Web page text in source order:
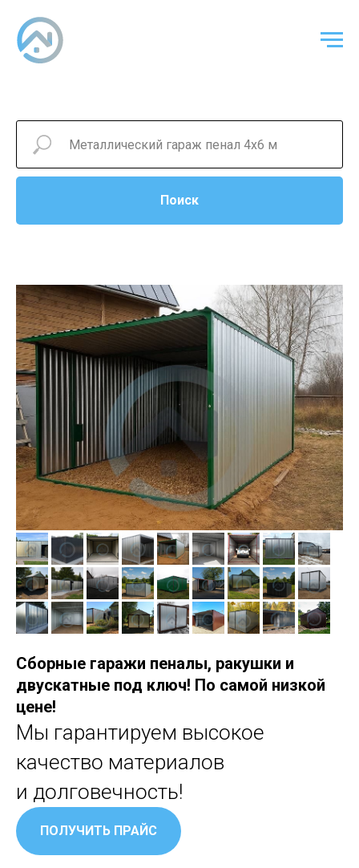
Поиск
Сборные гаражи пеналы, ракушки и
двускатные под ключ! По самой низкой
цене!
Мы гарантируем высокое
качество материалов
и долговечность!
ПОЛУЧИТЬ ПРАЙС